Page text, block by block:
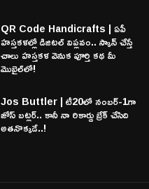
QR Code Handicrafts | ఏపీ
హస్తకళల్లో డిజిటల్ విప్లవం.. స్కాన్ చేస్తే
చాలు హస్తకళ వెనుక పూర్తి కథ మీ
మొబైల్‌లో!
Jos Buttler | టీ20లో నంబర్-1గా
జోస్ బట్లర్.. కానీ నా రికార్డు బ్రేక్ చేసిది
అతనొక్కడే..!